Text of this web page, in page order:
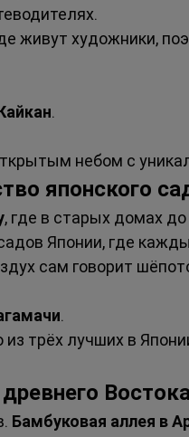
живут художники,
.
небом с
японского
, где в старых домах
Японии, где
сам говорит
.
из трёх лучших в
Бамбуковая аллея в